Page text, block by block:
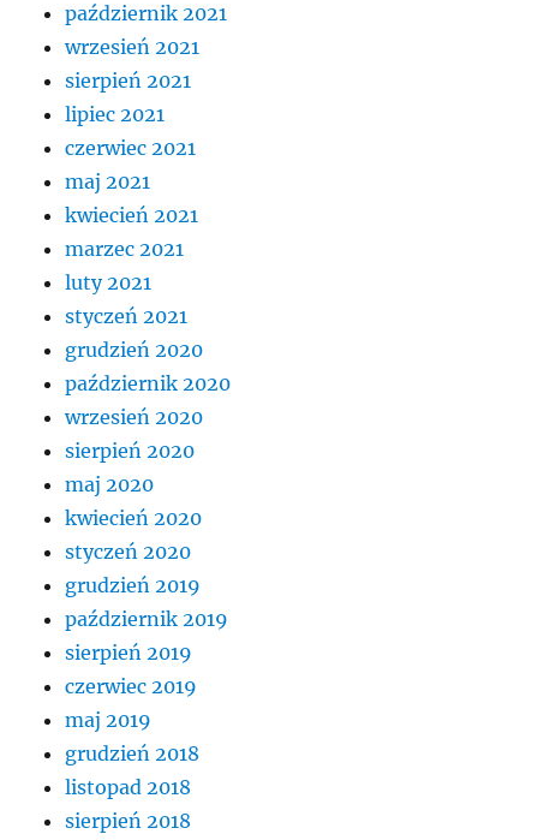
październik 2021
wrzesień 2021
sierpień 2021
lipiec 2021
czerwiec 2021
maj 2021
kwiecień 2021
marzec 2021
luty 2021
styczeń 2021
grudzień 2020
październik 2020
wrzesień 2020
sierpień 2020
maj 2020
kwiecień 2020
styczeń 2020
grudzień 2019
październik 2019
sierpień 2019
czerwiec 2019
maj 2019
grudzień 2018
listopad 2018
sierpień 2018